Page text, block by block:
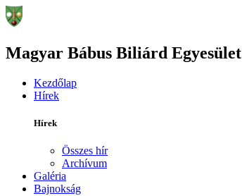
Magyar Bábus Biliárd Egyesület
Kezdőlap
Hírek
Hírek
Összes hír
Archívum
Galéria
Bajnokság